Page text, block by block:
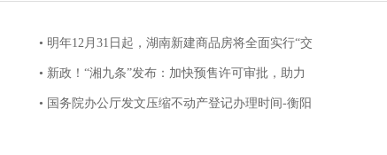
• 明年12月31日起，湖南新建商品房将全面实行“交
• 新政！“湘九条”发布：加快预售许可审批，助力
• 国务院办公厅发文压缩不动产登记办理时间-衡阳